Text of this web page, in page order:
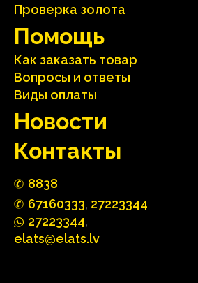
Проверка золота
Помощь
Как заказать товар
Вопросы и ответы
Виды оплаты
Hовости
Контакты
8838
67160333, 27223344
27223344,
elats@elats.lv